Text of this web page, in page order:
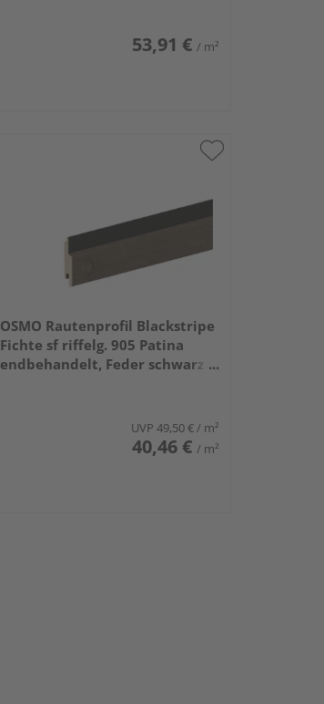
53,91 € / m²
OSMO Rautenprofil Blackstripe
Fichte sf riffelg. 905 Patina
endbehandelt, Feder schwarz
UVP 49,50 €/ m²
40,46 € / m²